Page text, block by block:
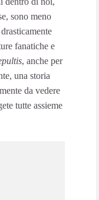
sono meno
fanatiche e
, anche per
una storia
da vedere
tutte assieme